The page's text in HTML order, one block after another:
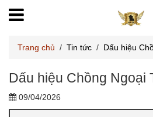
Trang chủ / Tin tức / Dấu hiệu
Dấu hiệu Chồng Ngoại
09/04/2026